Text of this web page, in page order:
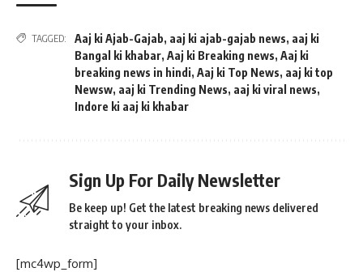
TAGGED: Aaj ki Ajab-Gajab, aaj ki ajab-gajab news, aaj ki
Bangal ki khabar, Aaj ki Breaking news, Aaj ki
breaking news in hindi, Aaj ki Top News, aaj ki top
Newsw, aaj ki Trending News, aaj ki viral news,
Indore ki aaj ki khabar
Sign Up For Daily Newsletter
Be keep up! Get the latest breaking news delivered
straight to your inbox.
[mc4wp_form]